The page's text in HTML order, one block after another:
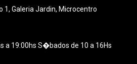
1, Galeria Jardin, Microcentro
a 19:00hs S�bados de 10 a 16Hs